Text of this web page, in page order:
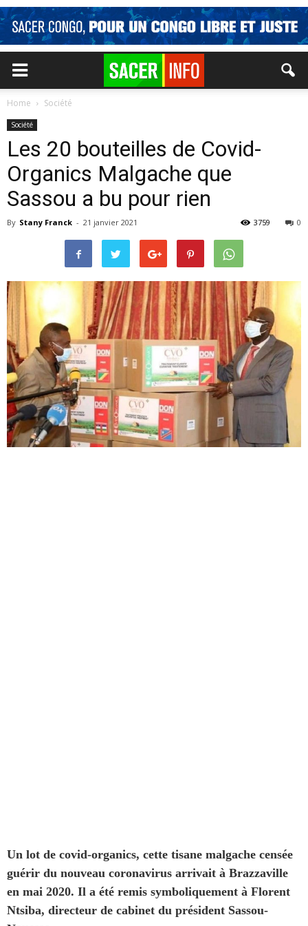
Home Société
Société
Les 20 bouteilles de Covid-
Organics Malgache que
Sassou a bu pour rien
By Stany Franck - 21 janvier 2021 0
3759
Un lot de covid-organics, cette tisane malgache censée
guérir du nouveau coronavirus arrivait à Brazzaville
en mai 2020. Il a été remis symboliquement à Florent
Ntsiba, directeur de cabinet du président Sassou-